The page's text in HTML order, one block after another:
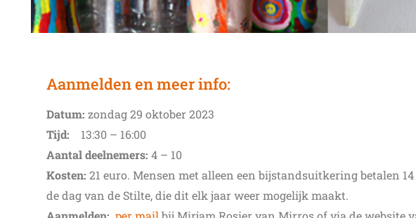
Aanmelden en meer info:
Datum: zondag 29 oktober 2023
Tijd: 13:30 – 16:00
Aantal deelnemers: 4 – 10
Kosten: 21 euro. Mensen met alleen een bijstandsuitkering betalen
de dag van de Stilte, die dit elk jaar weer mogelijk maakt.